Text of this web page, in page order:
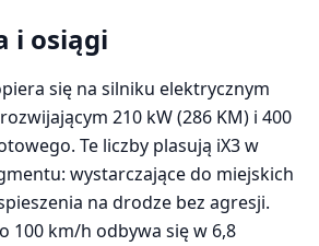
i osiągi
się na silniku elektrycznym
210 kW (286 KM) i 400
Te liczby plasują iX3 w
wystarczające do miejskich
na drodze bez agresji.
100 km/h odbywa się w 6,8